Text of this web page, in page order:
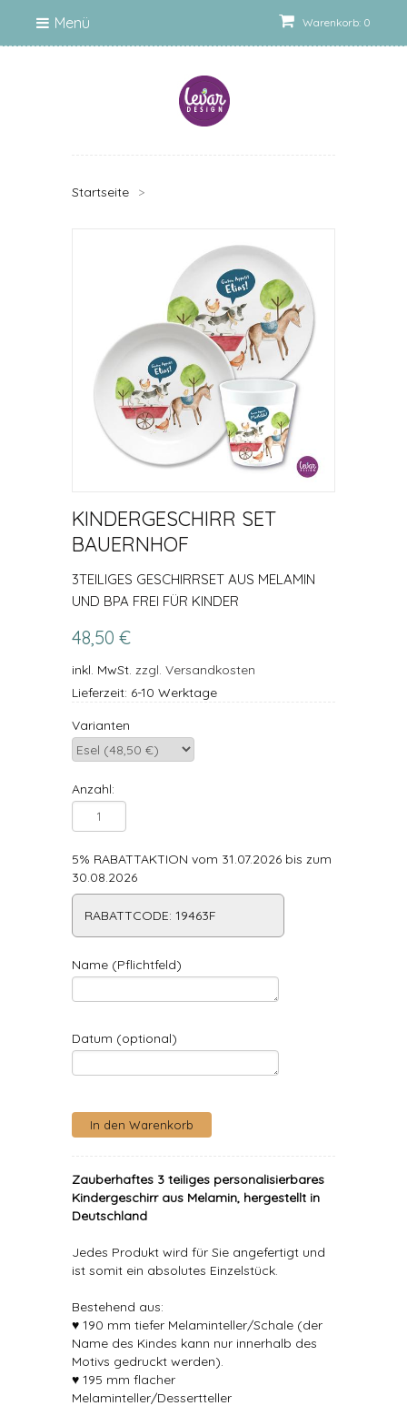
Warenkorb: 0
Menü
Startseite >
KINDERGESCHIRR SET
BAUERNHOF
3TEILIGES GESCHIRRSET AUS MELAMIN
UND BPA FREI FÜR KINDER
48,50 €
inkl. MwSt. zzgl. Versandkosten
Lieferzeit: 6-10 Werktage
Varianten
Anzahl:
5% RABATTAKTION vom 31.07.2026 bis zum
30.08.2026
RABATTCODE: 19463F
Name (Pflichtfeld)
Datum (optional)
Zauberhaftes 3 teiliges personalisierbares
Kindergeschirr aus Melamin, hergestellt in
Deutschland
Jedes Produkt wird für Sie angefertigt und
ist somit ein absolutes Einzelstück.
Bestehend aus:
♥ 190 mm tiefer Melaminteller/Schale (der
Name des Kindes kann nur innerhalb des
Motivs gedruckt werden).
♥ 195 mm flacher
Melaminteller/Dessertteller